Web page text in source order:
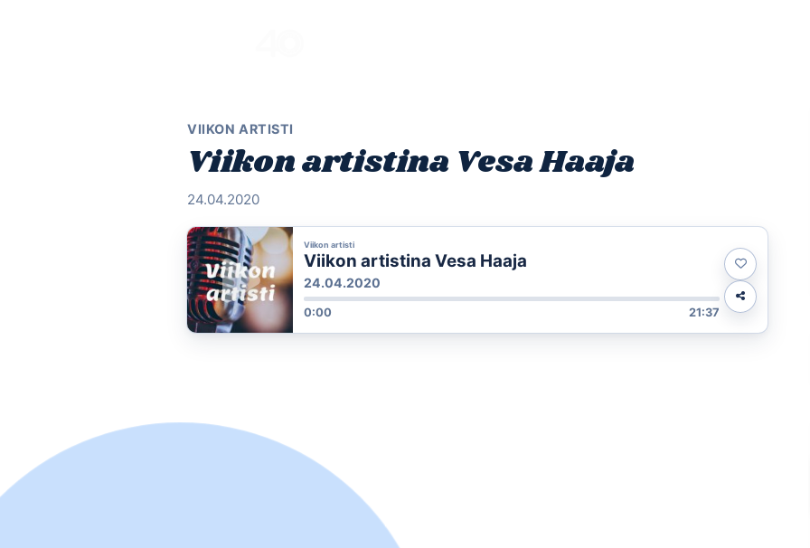
VIIKON ARTISTI
Viikon artistina Vesa Haaja
24.04.2020
Viikon artisti
Viikon artistina Vesa Haaja
24.04.2020
0:00 21:37